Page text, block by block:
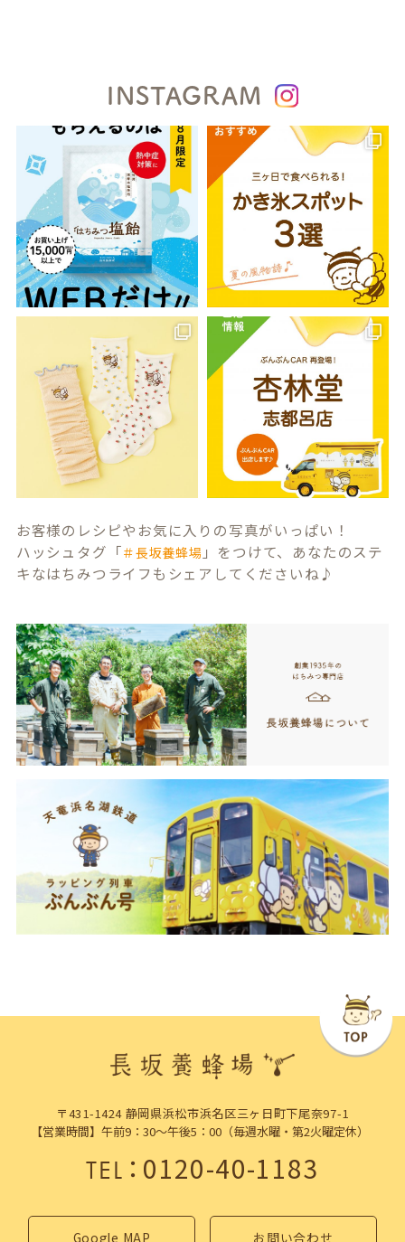
INSTAGRAM
お客様のレシピやお気に入りの写真がいっぱい！
ハッシュタグ「＃長坂養蜂場 」をつけて、あなたのステ
キなはちみつライフもシェアしてくださいね♪
〒431-1424 静岡県浜松市浜名区三ヶ日町下尾奈97-1
【営業時間】午前9：30～午後5：00（毎週水曜・第2火曜定休）
TEL：0120-40-1183
Google MAP お問い合わせ